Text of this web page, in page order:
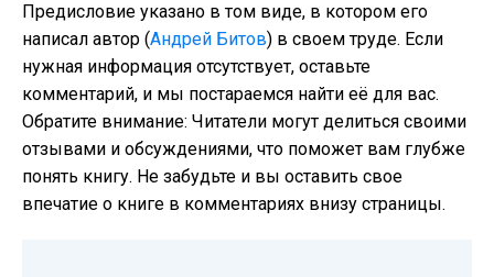
Предисловие указано в том виде, в котором его
написал автор (Андрей Битов) в своем труде. Если
нужная информация отсутствует, оставьте
комментарий, и мы постараемся найти её для вас.
Обратите внимание: Читатели могут делиться своими
отзывами и обсуждениями, что поможет вам глубже
понять книгу. Не забудьте и вы оставить свое
впечатие о книге в комментариях внизу страницы.